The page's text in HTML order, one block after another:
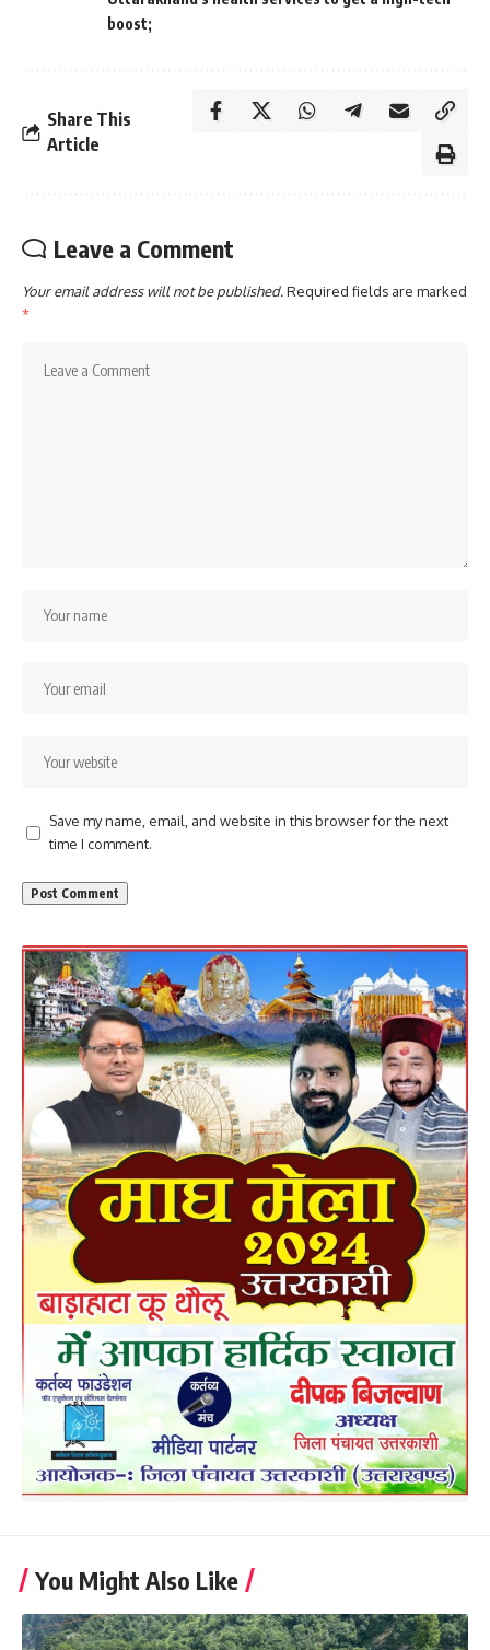
boost;
Share This
Article
Leave a Comment
Your email address will not be published.Required fields are marked
*
Save my name, email, and website in this browser for the next
time I comment.
You Might Also Like